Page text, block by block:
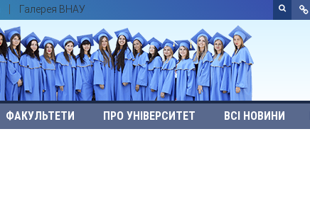
Галерея ВНАУ
ФАКУЛЬТЕТИ ПРО УНІВЕРСИТЕТ ВСІ НОВИНИ